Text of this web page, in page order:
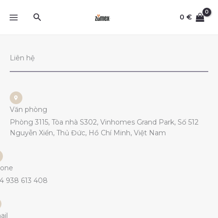
Search 0€
Liên hệ
Văn phòng
Phòng 3115, Tòa nhà S302, Vinhomes Grand Park, Số 512
Nguyễn Xiển, Thủ Đức, Hồ Chí Minh, Việt Nam
938 613 408